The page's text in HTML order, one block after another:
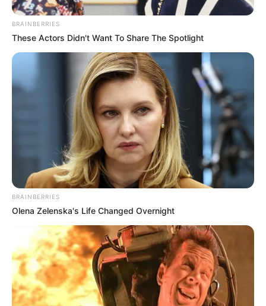
BRAINBERRIES
These Actors Didn't Want To Share The Spotlight
BRAINBERRIES
Olena Zelenska's Life Changed Overnight